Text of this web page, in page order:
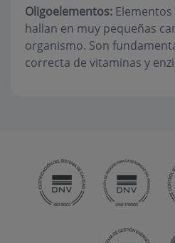
Oligoelementos:
hallan en muy pequeñas
organismo. Son
correcta de vitaminas y